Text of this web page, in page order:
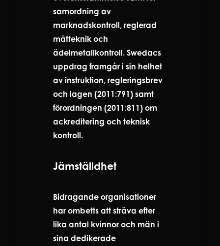
samordning av
marknadskontroll, reglerad
mätteknik och
ädelmetallkontroll. Swedacs
uppdrag framgår i sin helhet
av instruktion, regleringsbrev
och lagen (2011:791) samt
förordningen (2011:811) om
ackreditering och teknisk
kontroll.
Jämställdhet
Bidragande organisationer
har ombetts att sträva efter
lika antal kvinnor och män i
sina dedikerade